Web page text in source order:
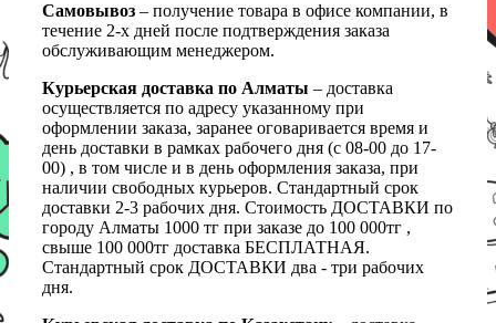
Самовывоз – получение товара в офисе компании, в
течение 2-х дней после подтверждения заказа
обслуживающим менеджером.
Курьерская доставка по Алматы – доставка
осуществляется по адресу указанному при
оформлении заказа, заранее оговаривается время и
день доставки в рамках рабочего дня (с 08-00 до 17-
00) , в том числе и в день оформления заказа, при
наличии свободных курьеров. Стандартный срок
доставки 2-3 рабочих дня. Стоимость ДОСТАВКИ по
городу Алматы 1000 тг при заказе до 100 000тг ,
свыше 100 000тг доставка БЕСПЛАТНАЯ.
Стандартный срок ДОСТАВКИ два - три рабочих
дня.